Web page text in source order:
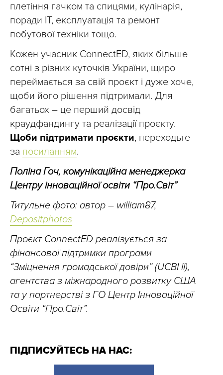
плетіння гачком та спицями, кулінарія,
поради ІТ, експлуатація та ремонт
побутової техніки тощо.
Кожен учасник ConnectED, яких більше
сотні з різних куточків України, щиро
переймається за свій проєкт і дуже хоче,
щоби його рішення підтримали. Для
багатьох – це перший досвід
краудфандингу та реалізації проєкту.
Щоби підтримати проєкти, переходьте
за посиланням.
Поліна Гоч, комунікаційна менеджерка
Центру інноваційної освіти “Про.Світ”
Титульне фото: автор – william87,
Depositphotos
Проєкт ConnectED реалізується за
фінансової підтримки програми
“Зміцнення громадської довіри” (UCBI II),
агентства з міжнародного розвитку США
та у партнерстві з ГО Центр Інноваційної
Освіти “Про.Світ”.
ПІДПИСУЙТЕСЬ НА НАС: